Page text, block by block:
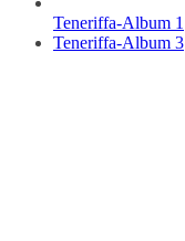
Teneriffa-Album 1
Teneriffa-Album 3